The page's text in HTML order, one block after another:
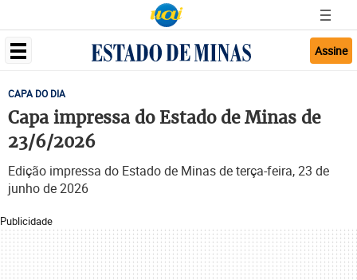
Assine
CAPA DO DIA
Capa impressa do Estado de Minas de
23/6/2026
Edição impressa do Estado de Minas de terça-feira, 23 de
junho de 2026
Publicidade